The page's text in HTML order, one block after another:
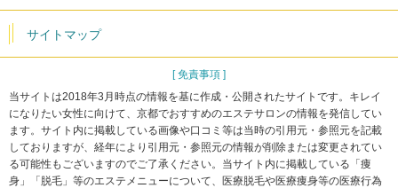
サイトマップ
[ 免責事項 ]
当サイトは2018年3月時点の情報を基に作成・公開されたサイトです。キレイ
になりたい女性に向けて、京都でおすすめのエステサロンの情報を発信してい
ます。サイト内に掲載している画像や口コミ等は当時の引用元・参照元を記載
しておりますが、経年により引用元・参照元の情報が削除または変更されてい
る可能性もございますのでご了承ください。当サイト内に掲載している「痩
身」「脱毛」等のエステメニューについて、医療脱毛や医療痩身等の医療行為